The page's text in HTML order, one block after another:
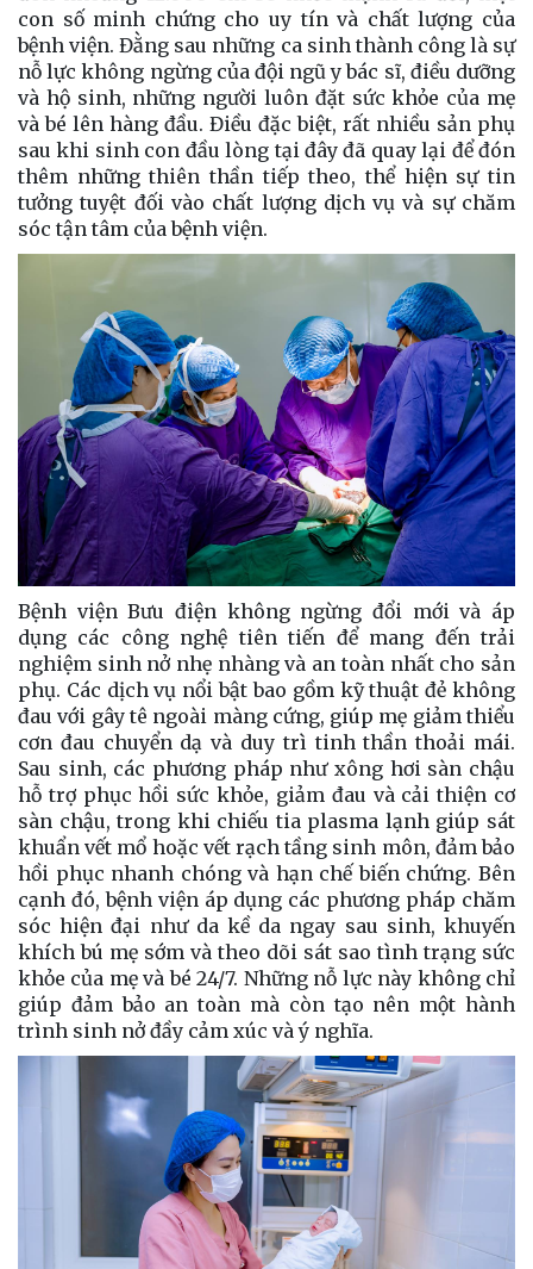
con số minh chứng cho uy tín và chất lượng của
bệnh viện. Đằng sau những ca sinh thành công là sự
nỗ lực không ngừng của đội ngũ y bác sĩ, điều dưỡng
và hộ sinh, những người luôn đặt sức khỏe của mẹ
và bé lên hàng đầu. Điều đặc biệt, rất nhiều sản phụ
sau khi sinh con đầu lòng tại đây đã quay lại để đón
thêm những thiên thần tiếp theo, thể hiện sự tin
tưởng tuyệt đối vào chất lượng dịch vụ và sự chăm
sóc tận tâm của bệnh viện.
Bệnh viện Bưu điện không ngừng đổi mới và áp
dụng các công nghệ tiên tiến để mang đến trải
nghiệm sinh nở nhẹ nhàng và an toàn nhất cho sản
phụ. Các dịch vụ nổi bật bao gồm kỹ thuật đẻ không
đau với gây tê ngoài màng cứng, giúp mẹ giảm thiểu
cơn đau chuyển dạ và duy trì tinh thần thoải mái.
Sau sinh, các phương pháp như xông hơi sàn chậu
hỗ trợ phục hồi sức khỏe, giảm đau và cải thiện cơ
sàn chậu, trong khi chiếu tia plasma lạnh giúp sát
khuẩn vết mổ hoặc vết rạch tầng sinh môn, đảm bảo
hồi phục nhanh chóng và hạn chế biến chứng. Bên
cạnh đó, bệnh viện áp dụng các phương pháp chăm
sóc hiện đại như da kề da ngay sau sinh, khuyến
khích bú mẹ sớm và theo dõi sát sao tình trạng sức
khỏe của mẹ và bé 24/7. Những nỗ lực này không chỉ
giúp đảm bảo an toàn mà còn tạo nên một hành
trình sinh nở đầy cảm xúc và ý nghĩa.